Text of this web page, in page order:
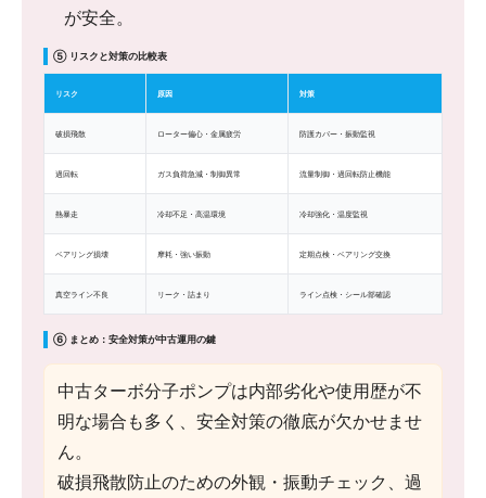
が安全。
⑤ リスクと対策の比較表
リスク 原因 対策
破損飛散 ローター偏心・金属疲労 防護カバー・振動監視
過回転 ガス負荷急減・制御異常 流量制御・過回転防止機能
熱暴走 冷却不足・高温環境 冷却強化・温度監視
ベアリング損壊 摩耗・強い振動 定期点検・ベアリング交換
真空ライン不良 リーク・詰まり ライン点検・シール部確認
⑥ まとめ：安全対策が中古運用の鍵
中古ターボ分子ポンプは内部劣化や使用歴が不
明な場合も多く、安全対策の徹底が欠かせませ
ん。
破損飛散防止のための外観・振動チェック、過